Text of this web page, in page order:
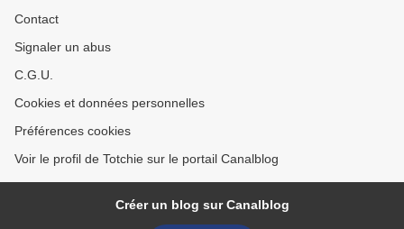
Contact
Signaler un abus
C.G.U.
Cookies et données personnelles
Préférences cookies
Voir le profil de Totchie sur le portail Canalblog
Créer un blog sur Canalblog